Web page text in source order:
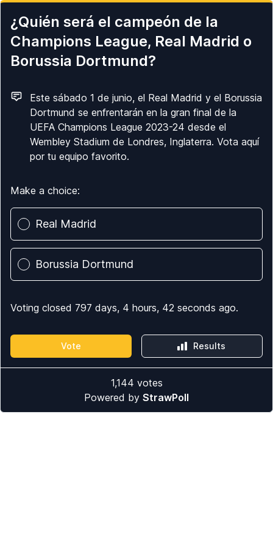
¿Quién será el campeón de la
Champions League, Real Madrid o
Borussia Dortmund?
Este sábado 1 de junio, el Real Madrid y el Borussia
Dortmund se enfrentarán en la gran final de la
UEFA Champions League 2023-24 desde el
Wembley Stadium de Londres, Inglaterra. Vota aquí
por tu equipo favorito.
Make a choice:
Poll options
Real Madrid
Borussia Dortmund
Voting closed 797 days, 4 hours, 42 seconds ago.
Vote Results
1,144 votes
Powered by StrawPoll